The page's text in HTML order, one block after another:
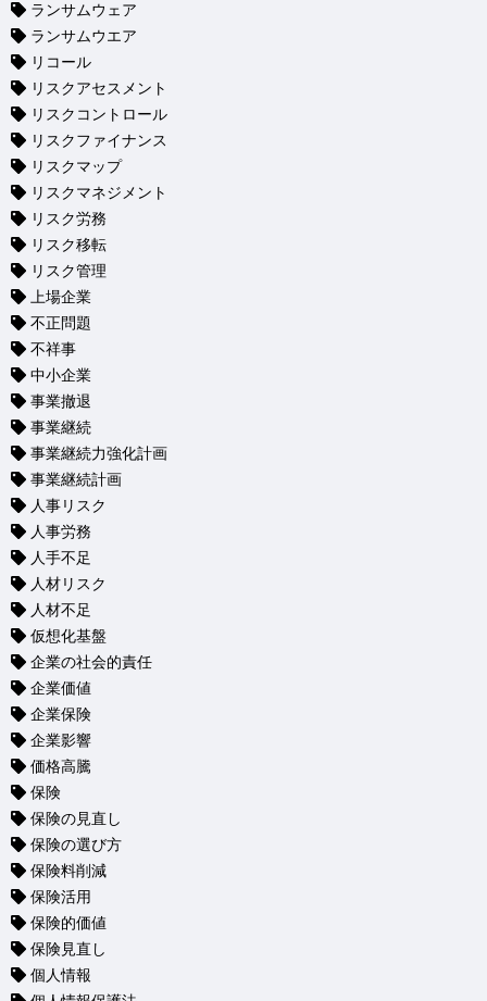
ランサムウェア
ランサムウエア
リコール
リスクアセスメント
リスクコントロール
リスクファイナンス
リスクマップ
リスクマネジメント
リスク労務
リスク移転
リスク管理
上場企業
不正問題
不祥事
中小企業
事業撤退
事業継続
事業継続力強化計画
事業継続計画
人事リスク
人事労務
人手不足
人材リスク
人材不足
仮想化基盤
企業の社会的責任
企業価値
企業保険
企業影響
価格高騰
保険
保険の見直し
保険の選び方
保険料削減
保険活用
保険的価値
保険見直し
個人情報